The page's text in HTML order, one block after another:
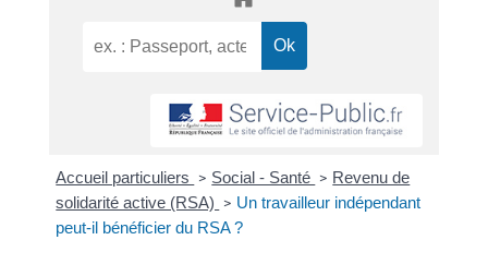
Accueil particuliers > Social - Santé > Revenu de
solidarité active (RSA)
> Un travailleur indépendant
peut-il bénéficier du RSA ?